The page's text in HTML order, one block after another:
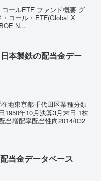
ールETF ファンド概要 グ
コール・ETF(Global X
N...
日本製鉄の配当金デー
地東京都千代田区業種分類
1950年10月決算3月末日 1株
当増配率配当性向2014/032
配当金データベース